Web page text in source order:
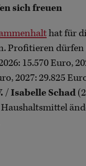
sich freuen
hat für
Profitieren
15.570 Euro,
2027: 29.825
/Isabelle Schad
Haushaltsmittel